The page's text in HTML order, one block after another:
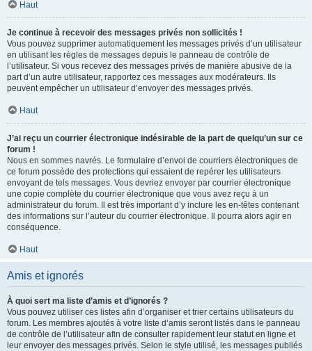
Haut
Je continue à recevoir des messages privés non sollicités !
Vous pouvez supprimer automatiquement les messages privés d’un utilisateur
en utilisant les règles de messages depuis le panneau de contrôle de
l’utilisateur. Si vous recevez des messages privés de manière abusive de la
part d’un autre utilisateur, rapportez ces messages aux modérateurs. Ils
peuvent empêcher un utilisateur d’envoyer des messages privés.
Haut
J’ai reçu un courrier électronique indésirable de la part de quelqu’un sur ce
forum !
Nous en sommes navrés. Le formulaire d’envoi de courriers électroniques de
ce forum possède des protections qui essaient de repérer les utilisateurs
envoyant de tels messages. Vous devriez envoyer par courrier électronique
une copie complète du courrier électronique que vous avez reçu à un
administrateur du forum. Il est très important d’y inclure les en-têtes contenant
des informations sur l’auteur du courrier électronique. Il pourra alors agir en
conséquence.
Haut
Amis et ignorés
À quoi sert ma liste d’amis et d’ignorés ?
Vous pouvez utiliser ces listes afin d’organiser et trier certains utilisateurs du
forum. Les membres ajoutés à votre liste d’amis seront listés dans le panneau
de contrôle de l’utilisateur afin de consulter rapidement leur statut en ligne et
leur envoyer des messages privés. Selon le style utilisé, les messages publiés